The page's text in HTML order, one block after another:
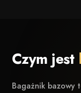
Czym jest
Bagażnik bazowy